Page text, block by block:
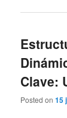
Clave:
Posted on15